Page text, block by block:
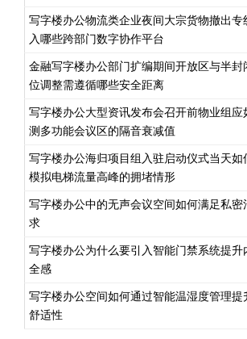
写字楼办公物流类企业夜间大宗货物撤出专
入哪些跨部门数字协作平台
金融写字楼办公部门扩编期间开放区与半封
位调整需遵循哪些安全距离
写字楼办公大型资讯发布会召开前物业组应
测多功能会议区的隔音衰减值
写字楼办公海归项目组入驻启动仪式当天如
模拟电梯流量高峰的拥堵情形
写字楼办公中的无声会议空间如何满足私密
求
写字楼办公为什么要引入智能门禁系统提升
全感
写字楼办公空间如何通过智能温湿度管理提
舒适性